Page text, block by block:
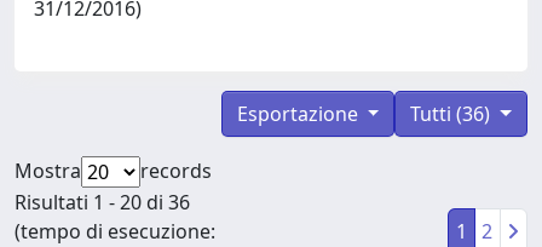
31/12/2016)
Tutti (36)
Esportazione
Mostra
records
Risultati 1 - 20 di 36
(tempo di esecuzione:
1 2